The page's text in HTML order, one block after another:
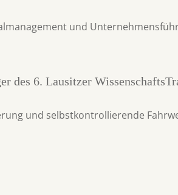
und
des 6. Lausitzer
und selbstkontrollierende